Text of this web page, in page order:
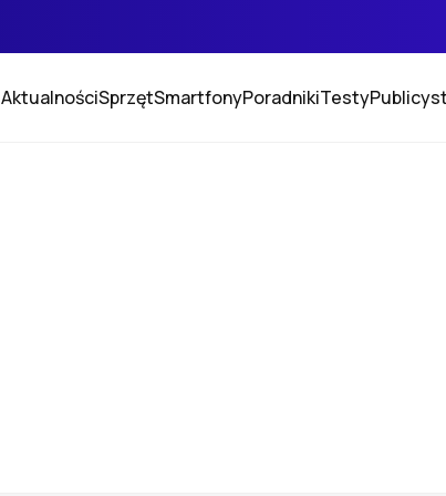
AktualnościSprzętSmartfonyPoradnikiTesty